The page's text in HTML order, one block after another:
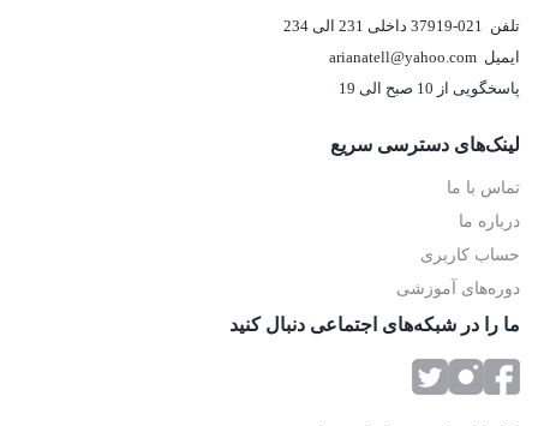
تلفن 37919-021 داخلی 231 الی 234
ایمیل arianatell@yahoo.com
پاسخگویی از 10 صبح الی 19
لینک‌های دسترسی سریع
تماس با ما
درباره ما
حساب کاربری
دوره‌های آموزشی
ما را در شبکه‌های اجتماعی دنبال کنید